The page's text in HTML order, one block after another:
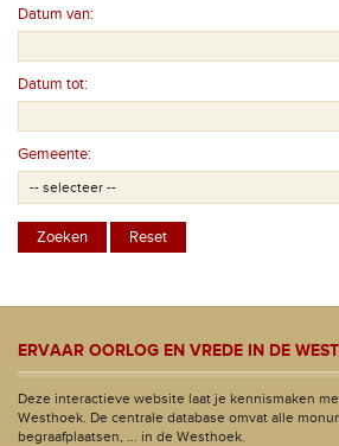
Datum van:
Datum tot:
Gemeente:
ERVAAR OORLOG EN VREDE IN DE
Deze interactieve website laat je kennismaken
Westhoek. De centrale database omvat alle
begraafplaatsen, ... in de Westhoek.